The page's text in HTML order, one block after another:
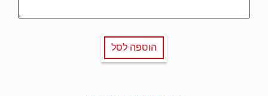
הוספה לסל